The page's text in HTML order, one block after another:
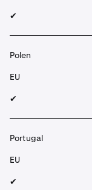
✔︎
Polen
EU
✔︎
Portugal
EU
✔︎